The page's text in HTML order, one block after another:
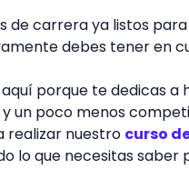
de carrera ya listos
debes tener en
porque te dedicas a
un poco menos
realizar nuestro curso
lo que necesitas saber